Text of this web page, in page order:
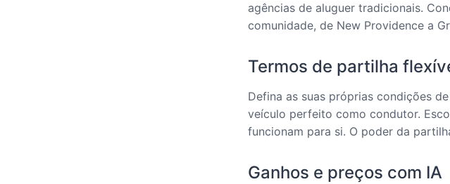
agências de aluguer tradicionais.
comunidade, de New Providence a
Termos de partilha
Defina as suas próprias condições
veículo perfeito como condutor.
funcionam para si. O poder da
Ganhos e preços com IA